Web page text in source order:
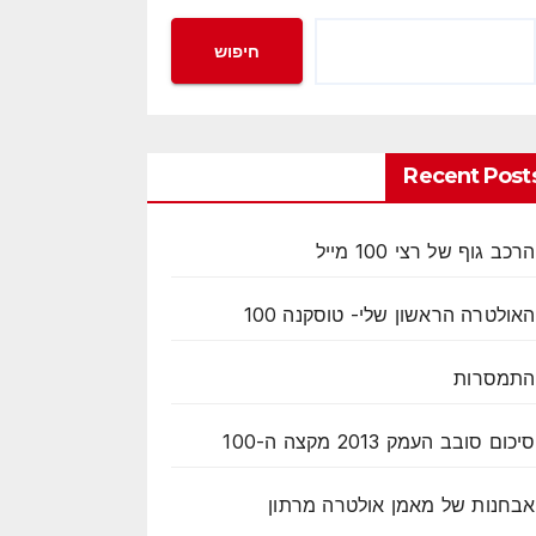
חיפוש
Recent
הרכב גוף של רצי 100 מייל
האולטרה הראשון שלי- טוסקנה 100
התמסרות
סיכום סובב העמק 2013 מקצה ה-100
אבחנות של מאמן אולטרה מרתון